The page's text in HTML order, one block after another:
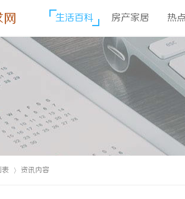
生活百科 房产家居 热
表 资讯内容